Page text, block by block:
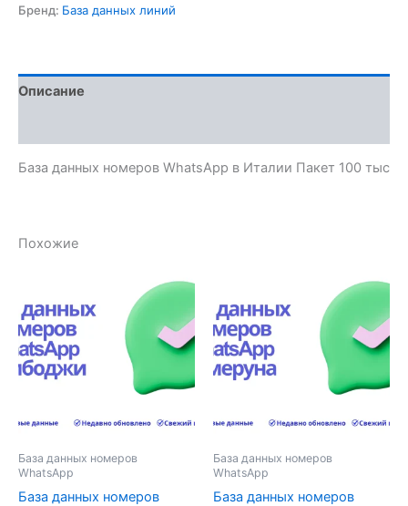
Бренд: База данных линий
Описание
База данных номеров WhatsApp в Италии Пакет 100 тыс
Похожие
База данных номеров
WhatsApp
База данных номеров
База данных номеров
WhatsApp
База данных номеров